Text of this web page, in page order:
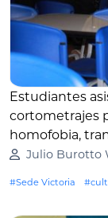
Estudiantes
cortometrajes
homofobia,
Julio Burotto
#Sede Victoria